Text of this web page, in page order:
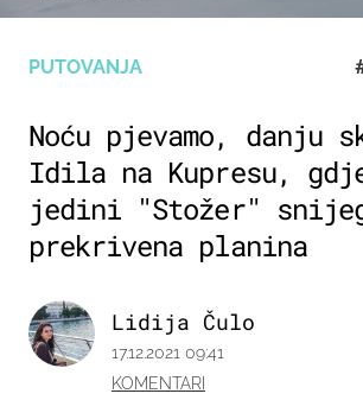
PUTOVANJA
Noću pjevamo, danju
Idila na Kupresu,
jedini "Stožer"
prekrivena planina
Lidija Čulo
17.12.2021 09:41
KOMENTARI